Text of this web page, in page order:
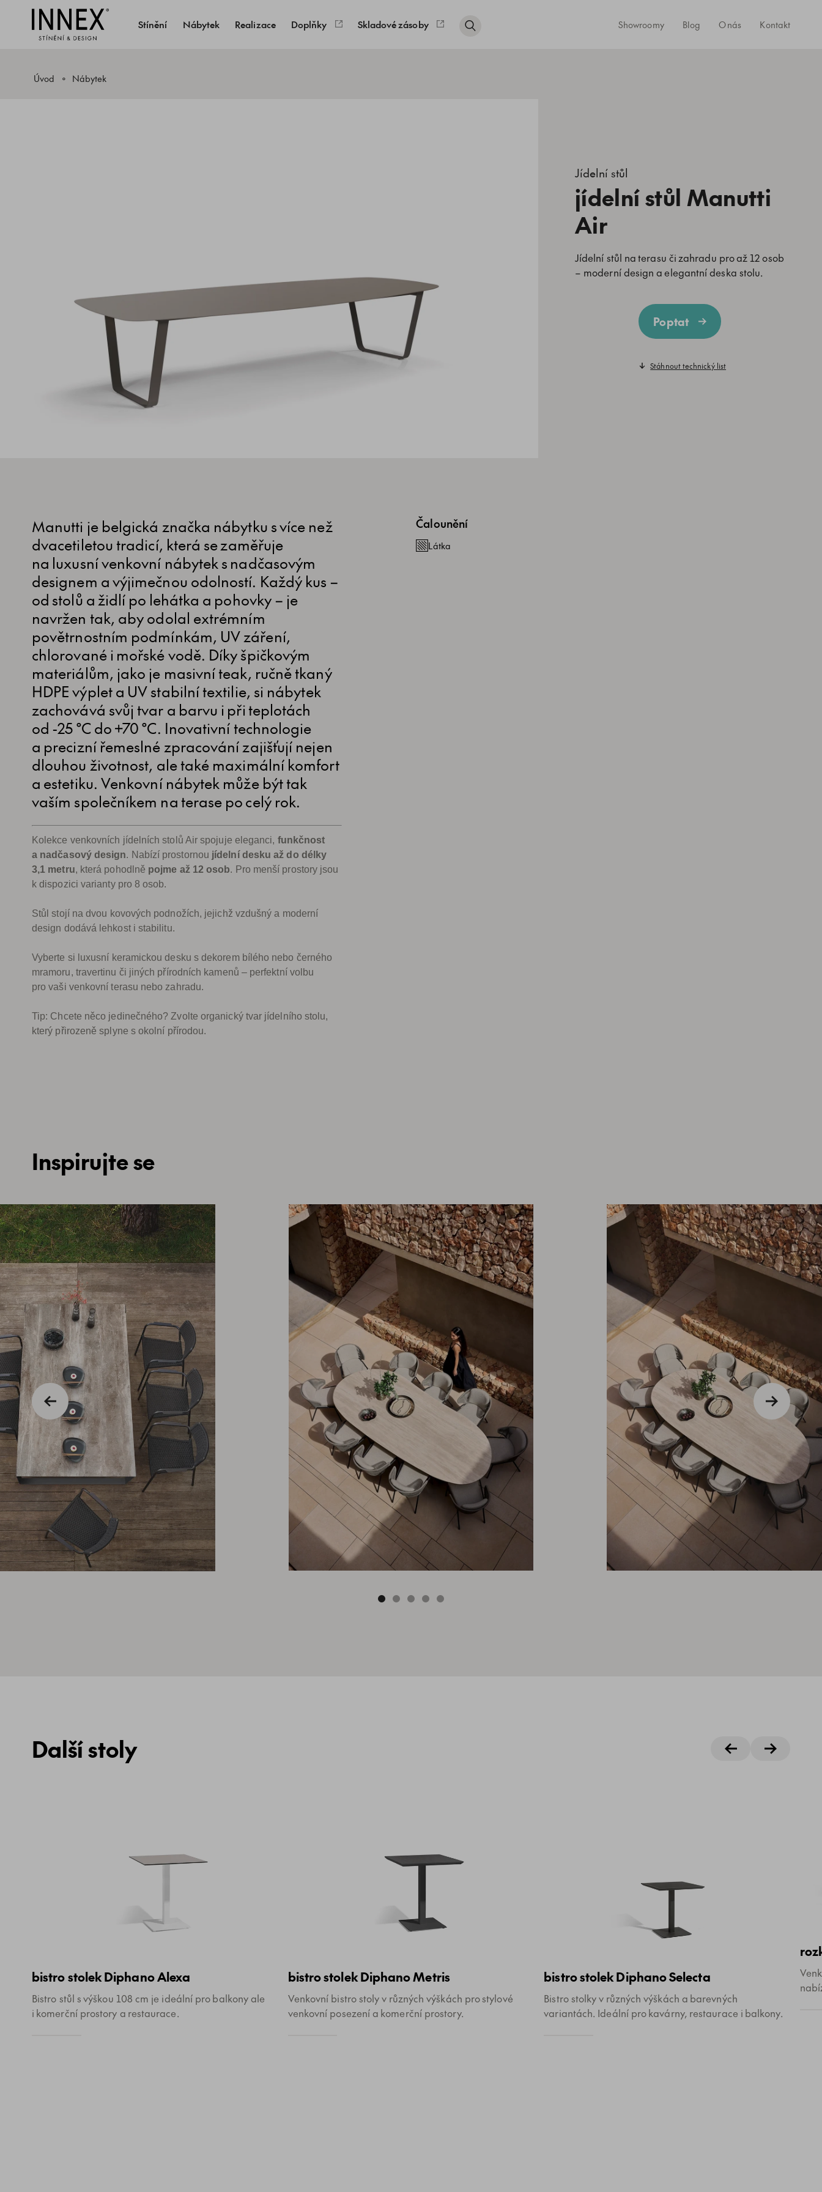
Stínění Nábytek Realizace Doplňky Skladové zásoby Showroomy Blog O nás Kontakt
Úvod Nábytek
Jídelní stůl
jídelní stůl Manutti
Air
Jídelní stůl na terasu či zahradu pro až 12 osob
– moderní design a elegantní deska stolu.
Poptat
Stáhnout technický list
Manutti je belgická značka nábytku s více než
dvacetiletou tradicí, která se zaměřuje
na luxusní venkovní nábytek s nadčasovým
designem a výjimečnou odolností. Každý kus –
od stolů a židlí po lehátka a pohovky – je
navržen tak, aby odolal extrémním
povětrnostním podmínkám, UV záření,
chlorované i mořské vodě. Díky špičkovým
materiálům, jako je masivní teak, ručně tkaný
HDPE výplet a UV stabilní textilie, si nábytek
zachovává svůj tvar a barvu i při teplotách
od -25 °C do +70 °C. Inovativní technologie
a precizní řemeslné zpracování zajišťují nejen
dlouhou životnost, ale také maximální komfort
a estetiku. Venkovní nábytek může být tak
vaším společníkem na terase po celý rok.
Kolekce venkovních jídelních stolů Air spojuje eleganci, funkčnost
a nadčasový design. Nabízí prostornou jídelní desku až do délky
3,1 metru, která pohodlně pojme až 12 osob. Pro menší prostory jsou
k dispozici varianty pro 8 osob.
Stůl stojí na dvou kovových podnožích, jejichž vzdušný a moderní
design dodává lehkost i stabilitu.
Vyberte si luxusní keramickou desku s dekorem bílého nebo černého
mramoru, travertinu či jiných přírodních kamenů – perfektní volbu
pro vaši venkovní terasu nebo zahradu.
Tip: Chcete něco jedinečného? Zvolte organický tvar jídelního stolu,
který přirozeně splyne s okolní přírodou.
Čalounění
Látka
Inspirujte se
Další stoly
bistro stolek Diphano Alexa
Bistro stůl s výškou 108 cm je ideální pro balkony ale
i komerční prostory a restaurace.
bistro stolek Diphano Metris
Venkovní bistro stoly v různých výškách pro stylové
venkovní posezení a komerční prostory.
bistro stolek Diphano Selecta
Bistro stolky v různých výškách a barevných
variantách. Ideální pro kavárny, restaurace i balkony.